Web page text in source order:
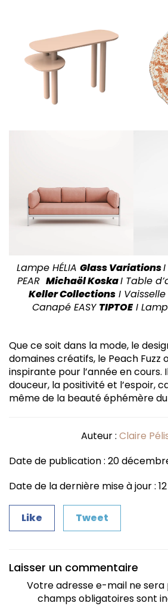
Lampe HÉLIA Glass Variations
PEAR Michaël KoskaI Table
Keller Collections I
Canapé EASY TIPTOEI
Que ce soit dans la mode, le
domaines créatifs, le Peach
inspirante pour l’année en cours.
douceur, la positivité et l’espoir,
même de la beauté éphémère
Auteur : Claire
Date de publication : 20
Date de la dernière mise à jour :
Like Tweet
Laisser un commentaire
Votre adresse e-mail ne sera
champs obligatoires sont